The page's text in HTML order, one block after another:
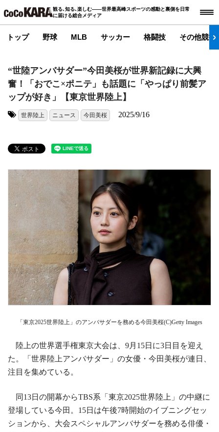
観る､知る､楽しむ――世界最高峰スポーツの感動と裏側を日常
に届ける総合メディア
トップ 野球 MLB サッカー 格闘技 その他競技
“世陸アンバサダー”今田美桜が世界新記録に大興
奮！「おでこ×ポニテ」も話題に「やっぱり前髪ア
ップが好き」【東京世界陸上】
世界陸上 ニュース 今田美桜 2025/9/16
「東京2025世界陸上」のアンバサダーを務める今田美桜(C)Getty Images
陸上の世界選手権東京大会は、9月15日に3日目を迎え
た。「世界陸上アンバサダー」の女優・今田美桜が連日、
注目を集めている。
同13日の開幕からTBS系「東京2025世界陸上」の中継に
登場している今田。15日は午後7時開始のイブニングセッ
ションから、大会スペシャルアンバサダーを務める俳優・